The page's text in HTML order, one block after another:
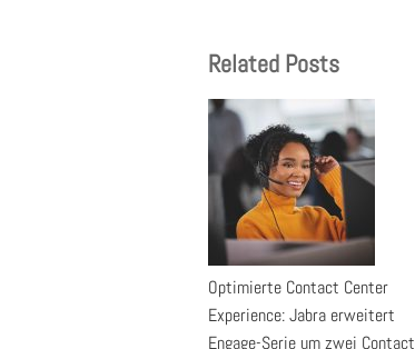
Related Posts
Optimierte Contact Center
Experience: Jabra erweitert
Engage-Serie um zwei Contact